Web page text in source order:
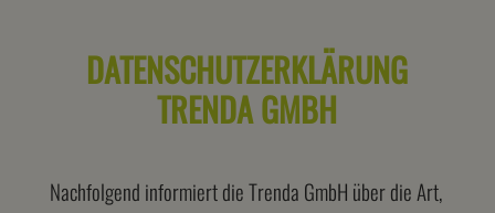
DATENSCHUTZERKLÄRUNG
TRENDA GMBH
Nachfolgend informiert die Trenda GmbH über die Art,